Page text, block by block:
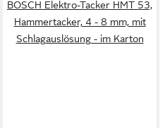
BOSCH Elektro-Tacker HMT 53,
Hammertacker, 4 - 8 mm, mit
Schlagauslösung - im Karton